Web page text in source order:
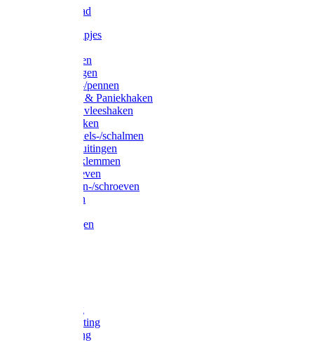
Waslijndraad
Simplexknipjes
Sleutelringen
Gelaste ringen
Borgveren-/pennen
Musketons & Paniekhaken
S-haken & vleeshaken
Karabijnhaken
Noodschakels-/schalmen
Harp-/D-sluitingen
Staaldraadklemmen
Spanschroeven
Ringmoeren-/schroeven
Puntkousen
Aanlegringen
Voetketting
Scheepsketting
Victorketting